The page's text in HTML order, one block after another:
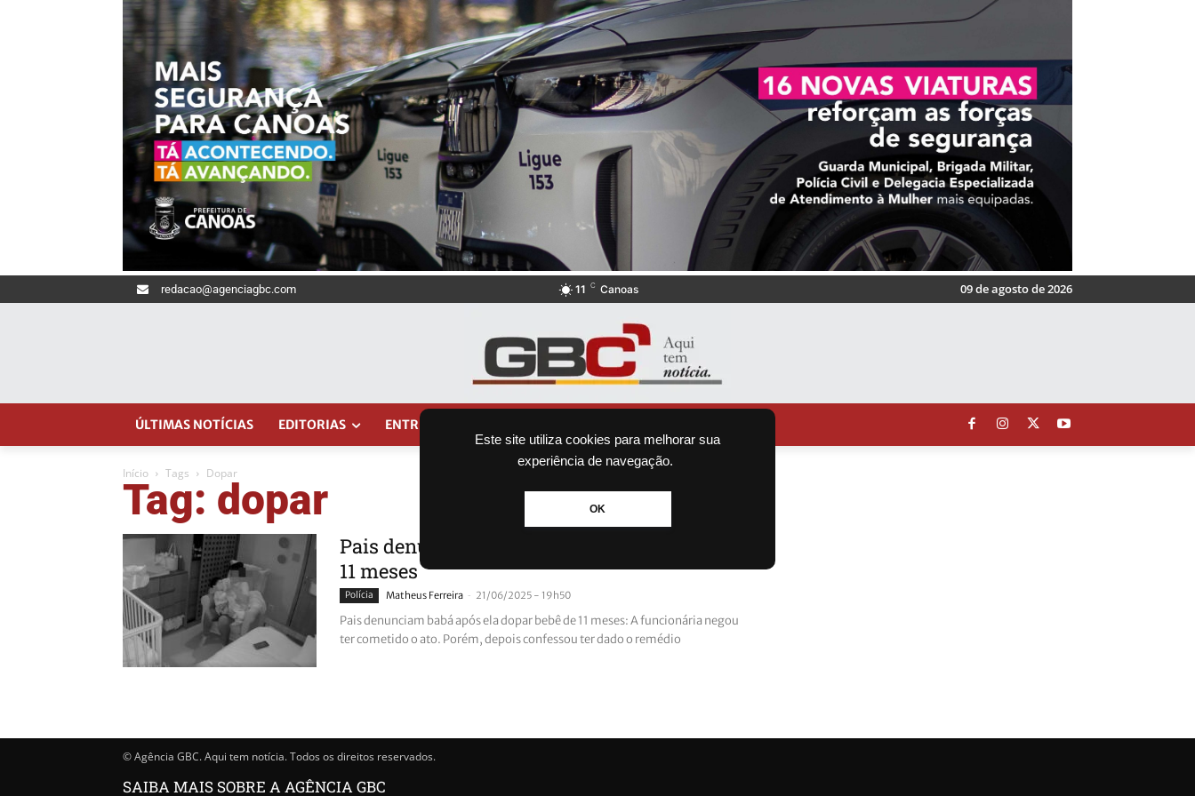
Este site utiliza cookies para melhorar sua
experiência de navegação.
OK
redacao@agenciagbc.com 11 C Canoas 09 de agosto de 2026
ÚLTIMAS NOTÍCIAS EDITORIAS ENTRETENIMENTO
Início Tags Dopar
Tag: dopar
Pais denunciam babá após ela dopar bebê de
11 meses
Polícia Matheus Ferreira - 21/06/2025 - 19h50
Pais denunciam babá após ela dopar bebê de 11 meses: A funcionária negou
ter cometido o ato. Porém, depois confessou ter dado o remédio
© Agência GBC. Aqui tem notícia. Todos os direitos reservados.
SAIBA MAIS SOBRE A AGÊNCIA GBC